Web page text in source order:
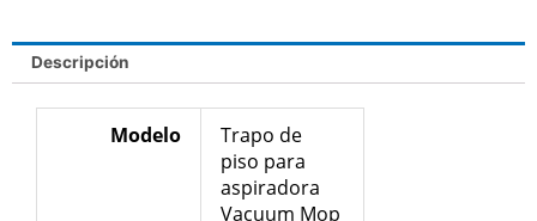
Descripción
Modelo
Trapo de
piso para
aspiradora
Vacuum Mop